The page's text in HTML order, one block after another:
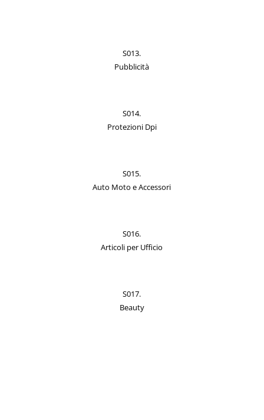
S013.
Pubblicità
S014.
Protezioni Dpi
S015.
Auto Moto e Accessori
S016.
Articoli per Ufficio
S017.
Beauty